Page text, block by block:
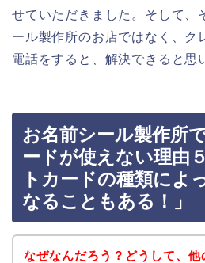
せていただきました。そして、
ール製作所のお店ではなく、ク
電話をすると、解決できると思
お名前シール製作所
ードが使えない理由
トカードの種類によ
なることもある！」
なぜなんだろう？どうして、他